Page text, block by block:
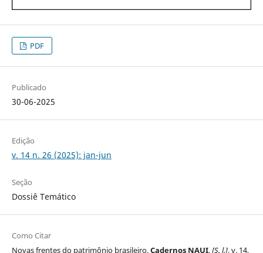
PDF
Publicado
30-06-2025
Edição
v. 14 n. 26 (2025): jan-jun
Seção
Dossiê Temático
Como Citar
Novas frentes do patrimônio brasileiro.Cadernos NAUI,[S. l.], v. 14,